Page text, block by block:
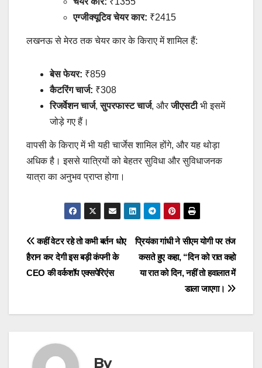
एग्जीक्यूटिव चेयर कार: ₹2415
लखनऊ से मेरठ तक चेयर कार के किराए में शामिल हैं:
बेस फेयर: ₹859
कैटरिंग चार्ज: ₹308
रिजर्वेशन चार्ज,सुपरफास्ट चार्ज, औरजीएसटीभी इसमें
जोड़े गए हैं।
वापसी के किराए में भी यही चार्जेस शामिल होंगे, और यह थोड़ा
अधिक है। इससे यात्रियों को बेहतर सुविधा और सुविधाजनक
यात्रा का अनुभव प्राप्त होगा।
Post
navigation
प्रियंका गांधी ने सीएम योगी पर तंज
कसते हुए कहा, “दिन को रात कहो
या रात को दिन, नहीं तो हवालात में
डाला जाएगा।
कहीं वेटर रहे तो कभी बर्तन धोए
हैरान कर देगी इस बड़ी कंपनी के
CEO की वर्कशॉप एक्सपेरिएंस
By